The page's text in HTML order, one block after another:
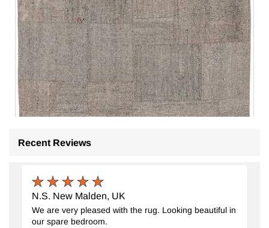
Patchwork Kilim
166 cm x 249 cm
18.514TL
Recent Reviews
N.S. New Malden, UK
We are very pleased with the rug. Looking beautiful in
our spare bedroom.